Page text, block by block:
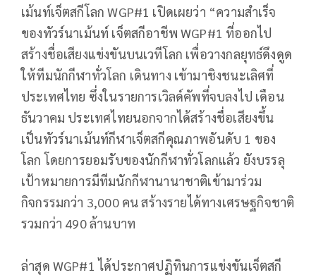
เม้นท์เจ็ตสกีโลก WGP#1 เปิดเผยว่า “ความสำเร็จ
ของทัวร์นาเม้นท์ เจ็ตสกีอาชีพ WGP#1 ที่ออกไป
สร้างชื่อเสียงแข่งขันบนเวทีโลก เพื่อวางกลยุทธ์ดึงดูด
ให้ทีมนักกีฬาทั่วโลก เดินทาง เข้ามาชิงชนะเลิศที่
ประเทศไทย ซึ่งในรายการเวิลด์คัพที่จบลงไป เดือน
ธันวาคม ประเทศไทยนอกจากได้สร้างชื่อเสียงขึ้น
เป็นทัวร์นาเม้นท์กีฬาเจ็ตสกีคุณภาพอันดับ 1 ของ
โลก โดยการยอมรับของนักกีฬาทั่วโลกแล้ว ยังบรรลุ
เป้าหมายการมีทีมนักกีฬานานาชาติเข้ามาร่วม
กิจกรรมกว่า 3,000 คน สร้างรายได้ทางเศรษฐกิจชาติ
รวมกว่า 490 ล้านบาท
ล่าสุด WGP#1 ได้ประกาศปฏิทินการแข่งขันเจ็ตสกี